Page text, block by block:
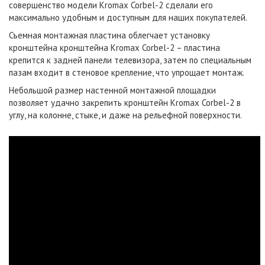
совершенство модели Kromax Corbel-2 сделали его
максимально удобным и доступным для наших покупателей.
Съемная монтажная пластина облегчает установку
кронштейна кронштейна Kromax Corbel-2 – пластина
крепится к задней панели телевизора, затем по специальным
пазам входит в стеновое крепление, что упрощает монтаж.
Небольшой размер настенной монтажной площадки
позволяет удачно закрепить кронштейн Kromax Corbel-2 в
углу, на колонне, стыке, и даже на рельефной поверхности.